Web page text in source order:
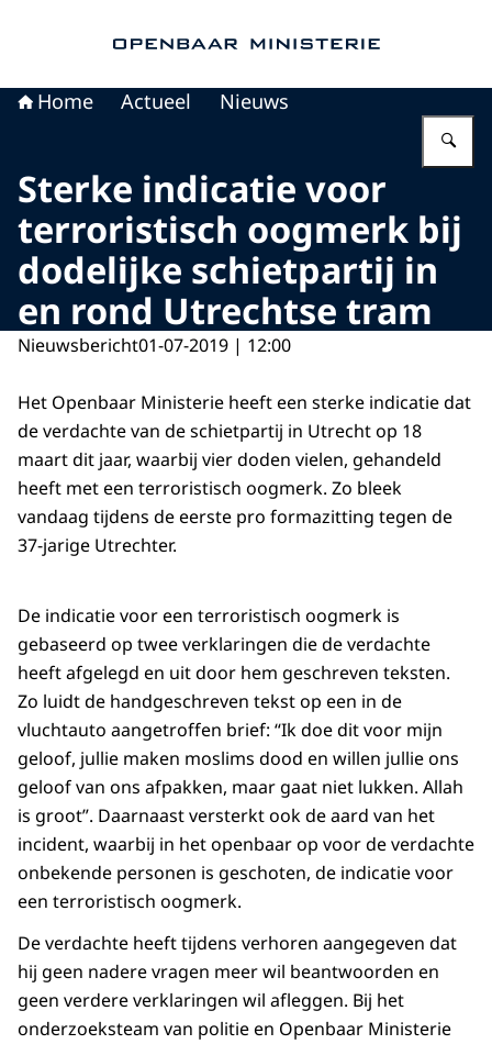
Home Actueel Nieuws
Sterke indicatie voor
terroristisch oogmerk bij
dodelijke schietpartij in
en rond Utrechtse tram
Nieuwsbericht01-07-2019 | 12:00
Het Openbaar Ministerie heeft een sterke indicatie dat
de verdachte van de schietpartij in Utrecht op 18
maart dit jaar, waarbij vier doden vielen, gehandeld
heeft met een terroristisch oogmerk. Zo bleek
vandaag tijdens de eerste pro formazitting tegen de
37-jarige Utrechter.
De indicatie voor een terroristisch oogmerk is
gebaseerd op twee verklaringen die de verdachte
heeft afgelegd en uit door hem geschreven teksten.
Zo luidt de handgeschreven tekst op een in de
vluchtauto aangetroffen brief: “Ik doe dit voor mijn
geloof, jullie maken moslims dood en willen jullie ons
geloof van ons afpakken, maar gaat niet lukken. Allah
is groot”. Daarnaast versterkt ook de aard van het
incident, waarbij in het openbaar op voor de verdachte
onbekende personen is geschoten, de indicatie voor
een terroristisch oogmerk.
De verdachte heeft tijdens verhoren aangegeven dat
hij geen nadere vragen meer wil beantwoorden en
geen verdere verklaringen wil afleggen. Bij het
onderzoeksteam van politie en Openbaar Ministerie